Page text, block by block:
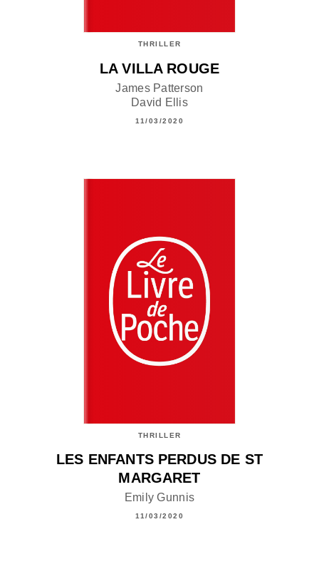
THRILLER
LA VILLA ROUGE
James Patterson
David Ellis
11/03/2020
THRILLER
LES ENFANTS PERDUS DE ST
MARGARET
Emily Gunnis
11/03/2020